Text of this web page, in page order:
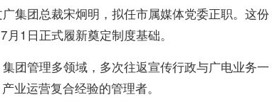
集团总裁宋炯明，拟任市属媒体党委正职。这份
1日正式履新奠定制度基础。
团管理多领域，多次往返宣传行政与广电业务一
业运营复合经验的管理者。